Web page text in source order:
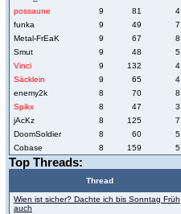
possaune
9 81 4
funka
9 49 7
Metal-FrEaK
9 67 8
Smut
9 48 5
Vinci
9 132 4
Säcklein
9 65 4
enemy2k
8 70 8
Spikx
8 47 3
jAcKz
8 125 7
DoomSoldier
8 60 5
Cobase
8 159 5
Top Threads:
Thread
Wien ist sicher? Dachte ich bis Sonntag Früh
auch